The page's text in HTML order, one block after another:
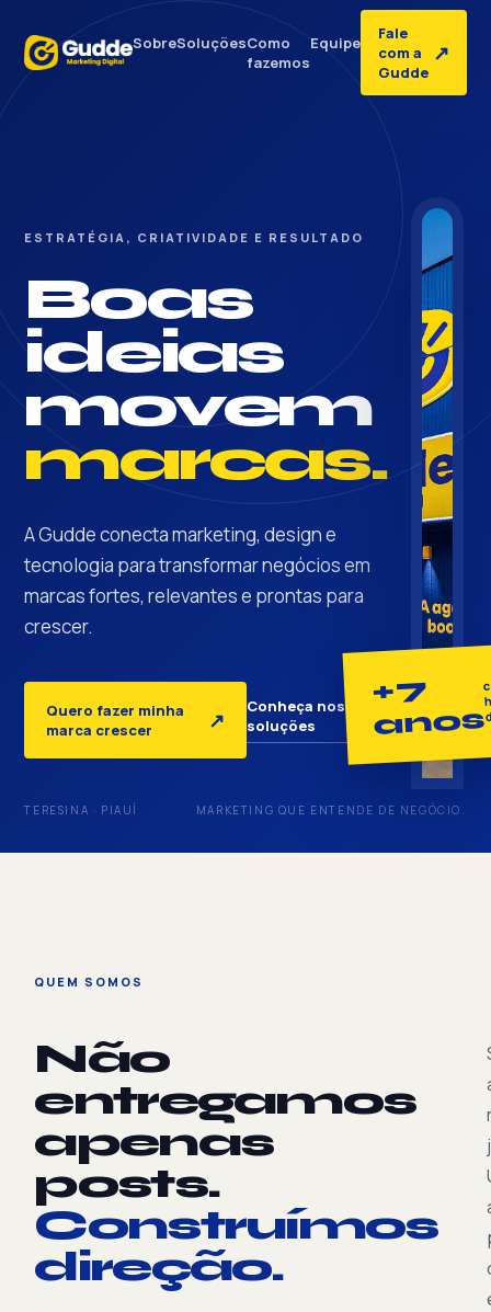
SobreSoluçõesComo
fazemos
Equipe
Fale
com a
Gudde
↗
ESTRATÉGIA, CRIATIVIDADE E RESULTADO
Boas
ideias
movem
marcas.
A Gudde conecta marketing, design e
tecnologia para transformar negócios em
marcas fortes, relevantes e prontas para
crescer.
Quero fazer minha
marca crescer
↗
Conheça nossas
soluções
↓
+7
anos
TERESINA · PIAUÍ MARKETING QUE ENTENDE DE NEGÓCIO.
QUEM SOMOS
Não
entregamos
apenas
posts.
Construímos
direção.